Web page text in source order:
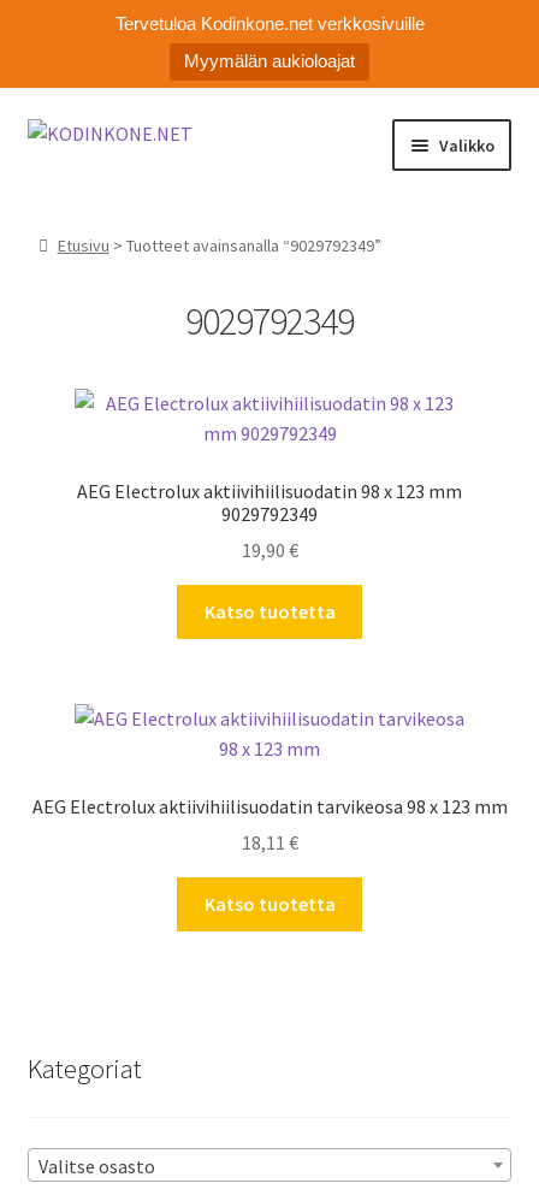
Tervetuloa Kodinkone.net verkkosivuille
Myymälän aukioloajat
Siirry
Siirry
Valikko
Asiakaspalvelu
Etusivu > Tuotteet avainsanalla “9029792349”
9029792349
AEG Electrolux aktiivihiilisuodatin 98 x 123 mm
9029792349
19,90 €
Katso tuotetta
AEG Electrolux aktiivihiilisuodatin tarvikeosa 98 x 123 mm
18,11 €
Katso tuotetta
Kategoriat
Valitse osasto